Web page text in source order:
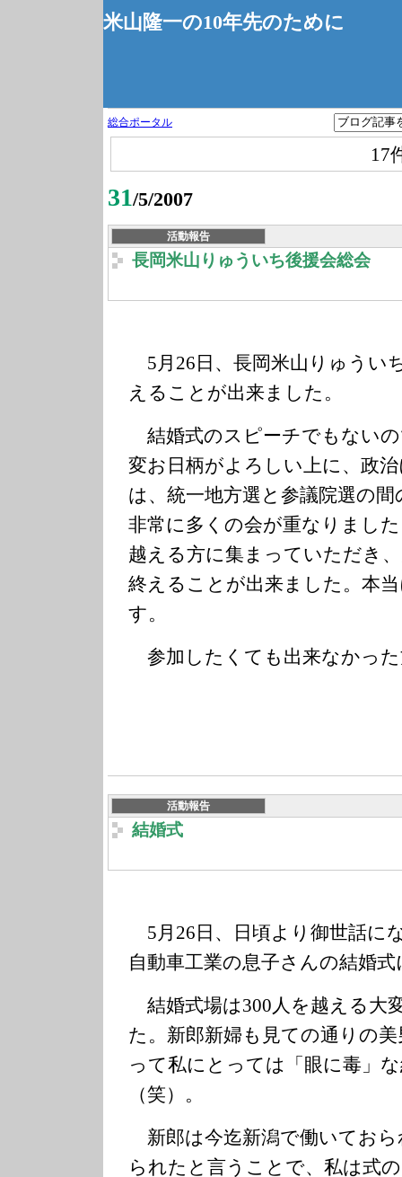
米山隆一の10年先のために
総合ポータル
17
31/5/2007
活動報告
長岡米山りゅういち後援会総会
5月26日、長岡米山りゅうい
えることが出来ました。
結婚式のスピーチでもない
変お日柄がよろしい上に、政
は、統一地方選と参議院選の
非常に多くの会が重なりまし
越える方に集まっていただき
終えることが出来ました。本
す。
参加したくても出来なかっ
活動報告
結婚式
5月26日、日頃より御世話に
自動車工業の息子さんの結婚
結婚式場は300人を越える大
た。新郎新婦も見ての通りの
って私にとっては「眼に毒」
（笑）。
新郎は今迄新潟で働いてお
られたと言うことで、私は式